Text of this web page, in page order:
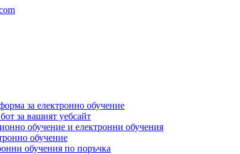
за електронно обучение
за вашият уебсайт
обучение и електронни обучения
обучение
обучения по поръчка